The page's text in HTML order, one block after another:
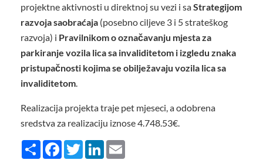
projektne aktivnosti u direktnoj su vezi i saStrategijom
razvoja saobraćaja (posebno ciljeve 3 i 5 strateškog
razvoja) i Pravilnikom o označavanju mjesta za
parkiranje vozila lica sa invaliditetom i izgledu znaka
pristupačnosti kojima se obilježavaju vozila lica sa
invaliditetom.
Realizacija projekta traje pet mjeseci, a odobrena
sredstva za realizaciju iznose 4.748.53€.
Share FacebookTwitterLinkedIn